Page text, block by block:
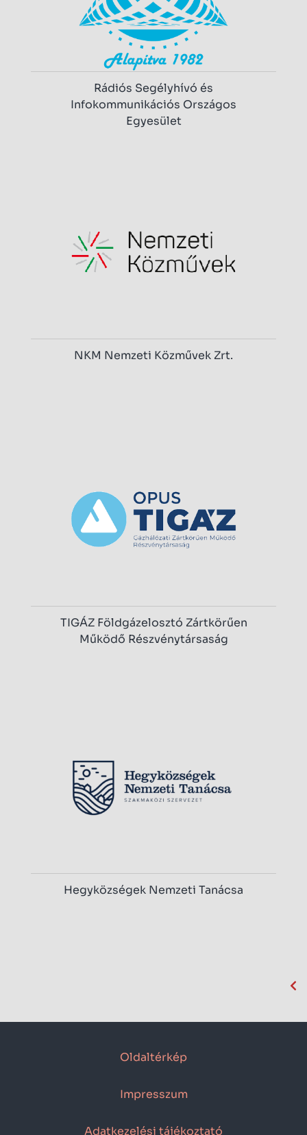
Rádiós Segélyhívó és
Infokommunikációs Országos
Egyesület
NKM Nemzeti Közművek Zrt.
TIGÁZ Földgázelosztó Zártkörűen
Működő Részvénytársaság
Hegyközségek Nemzeti Tanácsa
Oldaltérkép
Impresszum
Adatkezelési tájékoztató